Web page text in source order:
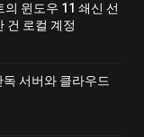
윈도우 11 쇄신 선
건 로컬 계정
서버와 클라우드